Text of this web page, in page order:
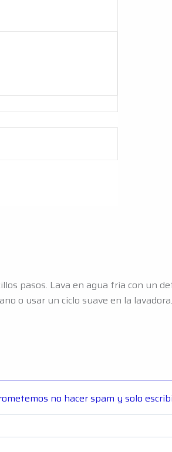
pasos. Lava en agua fría con un
o usar un ciclo suave en la
no hacer spam y solo